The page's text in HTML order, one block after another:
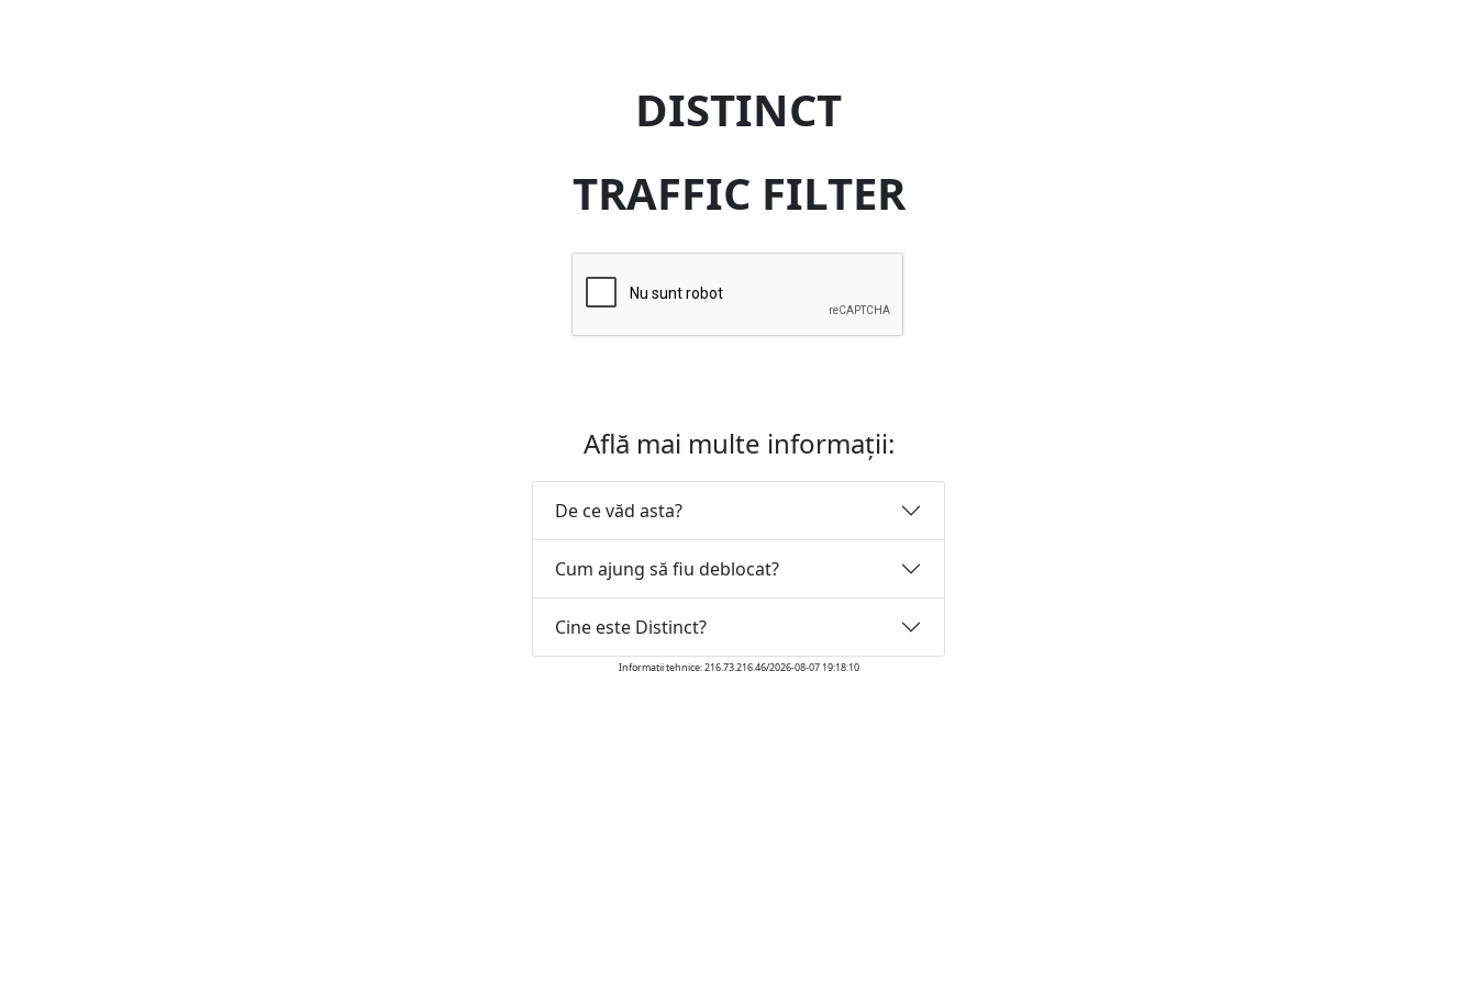
DISTINCT
TRAFFIC FILTER
Află mai multe informații:
De ce văd asta?
Cum ajung să fiu deblocat?
Cine este Distinct?
Informatii tehnice: 216.73.216.46/2026-08-07 19:18:10